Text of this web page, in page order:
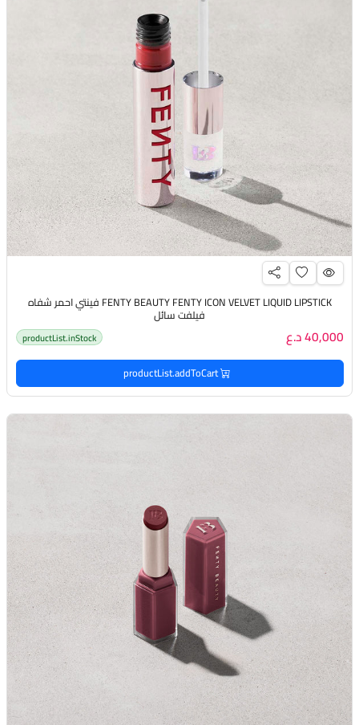
FENTY BEAUTY FENTY ICON VELVET LIQUID LIPSTICK فينتي احمر شفاه
فيلفت سائل
40,000 د.ع productList.inStock
productList.addToCart